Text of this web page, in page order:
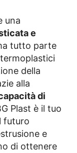
una
e
tutto parte
della
alla
di
Plast è il tuo
futuro
e
di ottenere